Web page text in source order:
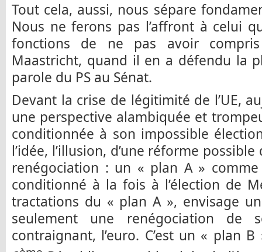
Tout cela, aussi, nous sépare
Nous ne ferons pas l’affront à celui
fonctions de ne pas avoir
Maastricht, quand il en a défendu la
parole du PS au Sénat.
Devant la crise de légitimité de l’UE,
une perspective alambiquée et
conditionnée à son impossible
l’idée, l’illusion, d’une réforme
renégociation : un « plan A »
conditionné à la fois à l’élection de
tractations du « plan A », envisage
seulement une renégociation de
contraignant, l’euro. C’est un « plan